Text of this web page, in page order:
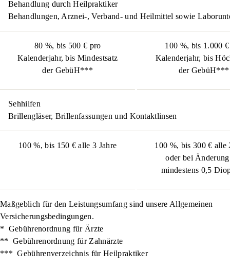
Behandlung durch Heilpraktiker
Behandlungen, Arznei-, Verband- und Heilmittel sowie
80 %, bis 500 € pro
Kalenderjahr, bis Mindestsatz
der GebüH***
100 %, bis 1.000
Kalenderjahr, bis
der GebüH***
Sehhilfen
Brillengläser, Brillenfassungen und Kontaktlinsen
100 %, bis 150 € alle 3 Jahre
100 %, bis 300 € alle
oder bei
mindestens 0,5
Maßgeblich für den Leistungsumfang sind unsere Allgemeinen
Versicherungsbedingungen.
* Gebührenordnung für Ärzte
** Gebührenordnung für Zahnärzte
*** Gebührenverzeichnis für Heilpraktiker